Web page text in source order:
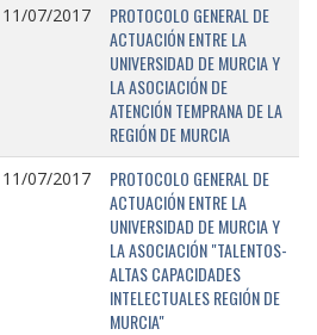
11/07/2017
PROTOCOLO GENERAL DE
ACTUACIÓN ENTRE LA
UNIVERSIDAD DE MURCIA Y
LA ASOCIACIÓN DE
ATENCIÓN TEMPRANA DE LA
REGIÓN DE MURCIA
11/07/2017
PROTOCOLO GENERAL DE
ACTUACIÓN ENTRE LA
UNIVERSIDAD DE MURCIA Y
LA ASOCIACIÓN "TALENTOS-
ALTAS CAPACIDADES
INTELECTUALES REGIÓN DE
MURCIA"